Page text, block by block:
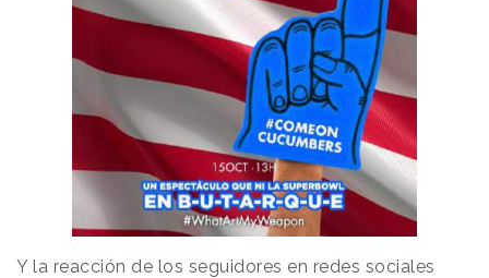
Y la reacción de los seguidores en redes sociales